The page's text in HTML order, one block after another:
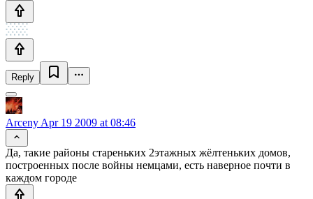
Reply
Arceny Apr 19 2009 at 08:46
Да, такие районы стареньких 2этажных жёлтеньких домов,
построенных после войны немцами, есть наверное почти в
каждом городе